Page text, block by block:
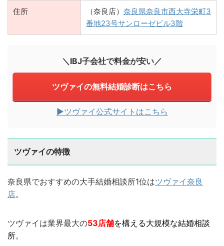
住所 （奈良店） 奈良県奈良市西大寺栄町3
番地23号サンローゼビル3階
＼IBJ子会社で料金が安い／
ツヴァイの無料結婚診断はこちら
▶︎ツヴァイ公式サイトはこちら
ツヴァイの特徴
奈良県でおすすめの大手結婚相談所1位はツヴァイ奈良
店。
ツヴァイは業界最大の53店舗を構える大規模な結婚相談
所。